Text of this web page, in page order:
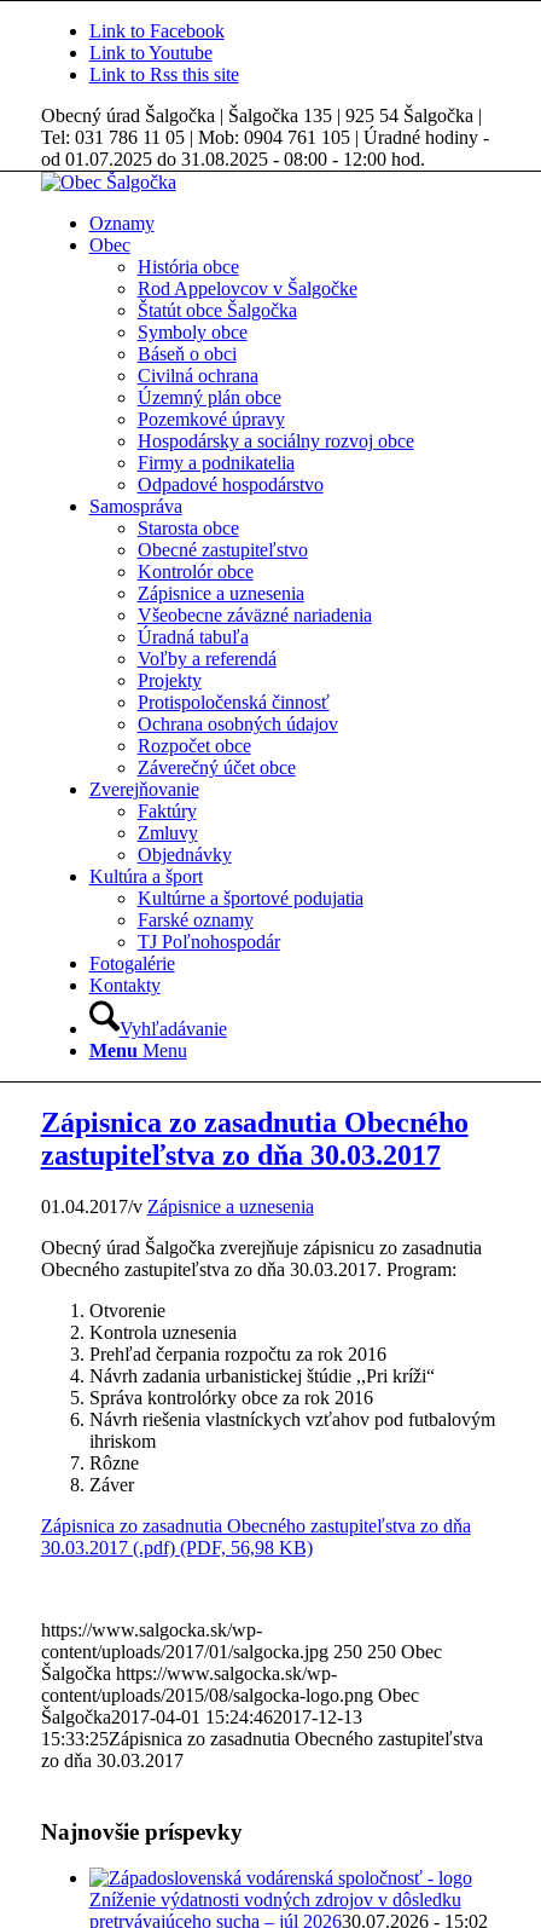
Link to Facebook
Link to Youtube
Link to Rss this site
Obecný úrad Šalgočka | Šalgočka 135 | 925 54 Šalgočka |
Tel: 031 786 11 05 | Mob: 0904 761 105 | Úradné hodiny -
od 01.07.2025 do 31.08.2025 - 08:00 - 12:00 hod.
Oznamy
Obec
História obce
Rod Appelovcov v Šalgočke
Štatút obce Šalgočka
Symboly obce
Báseň o obci
Civilná ochrana
Územný plán obce
Pozemkové úpravy
Hospodársky a sociálny rozvoj obce
Firmy a podnikatelia
Odpadové hospodárstvo
Samospráva
Starosta obce
Obecné zastupiteľstvo
Kontrolór obce
Zápisnice a uznesenia
Všeobecne záväzné nariadenia
Úradná tabuľa
Voľby a referendá
Projekty
Protispoločenská činnosť
Ochrana osobných údajov
Rozpočet obce
Záverečný účet obce
Zverejňovanie
Faktúry
Zmluvy
Objednávky
Kultúra a šport
Kultúrne a športové podujatia
Farské oznamy
TJ Poľnohospodár
Fotogalérie
Kontakty
Vyhľadávanie
Menu Menu
Zápisnica zo zasadnutia Obecného
zastupiteľstva zo dňa 30.03.2017
01.04.2017/v Zápisnice a uznesenia
Obecný úrad Šalgočka zverejňuje zápisnicu zo zasadnutia
Obecného zastupiteľstva zo dňa 30.03.2017. Program:
Otvorenie
Kontrola uznesenia
Prehľad čerpania rozpočtu za rok 2016
Návrh zadania urbanistickej štúdie ,,Pri kríži“
Správa kontrolórky obce za rok 2016
Návrh riešenia vlastníckych vzťahov pod futbalovým
ihriskom
Rôzne
Záver
Zápisnica zo zasadnutia Obecného zastupiteľstva zo dňa
30.03.2017 (.pdf) (PDF, 56,98 KB)
https://www.salgocka.sk/wp-
content/uploads/2017/01/salgocka.jpg 250 250 Obec
Šalgočka https://www.salgocka.sk/wp-
content/uploads/2015/08/salgocka-logo.png Obec
Šalgočka2017-04-01 15:24:462017-12-13
15:33:25Zápisnica zo zasadnutia Obecného zastupiteľstva
zo dňa 30.03.2017
Najnovšie príspevky
Zníženie výdatnosti vodných zdrojov v dôsledku
pretrvávajúceho sucha – júl 202630.07.2026 - 15:02